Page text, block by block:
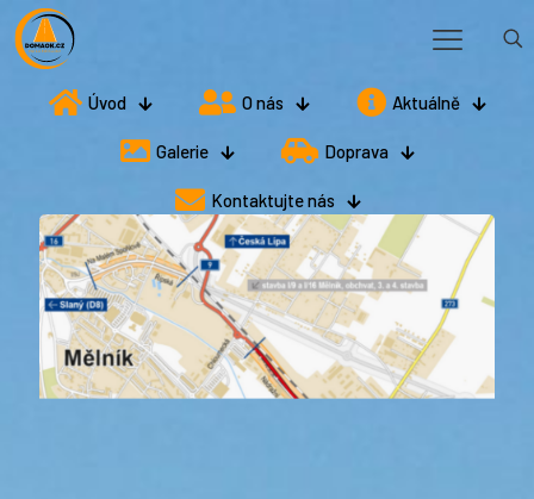
Úvod O nás Aktuálně
Galerie Doprava
Kontaktujte nás